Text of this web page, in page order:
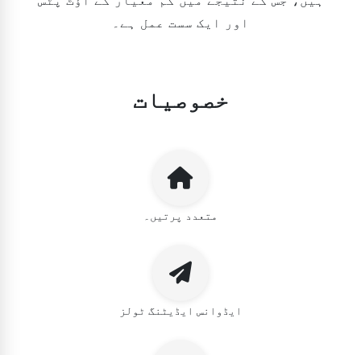
اور ایک سست عمل ہے۔
خصوصیات
متعدد پرتیں۔
ایڈوانس ایڈیٹنگ ٹولز